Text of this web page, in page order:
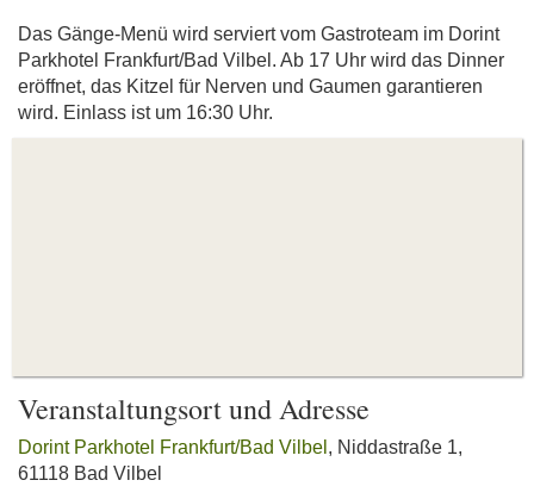
Das Gänge-Menü wird serviert vom Gastroteam im Dorint
Parkhotel Frankfurt/Bad Vilbel. Ab 17 Uhr wird das Dinner
eröffnet, das Kitzel für Nerven und Gaumen garantieren
wird. Einlass ist um 16:30 Uhr.
Veranstaltungsort und Adresse
Dorint Parkhotel Frankfurt/Bad Vilbel , Niddastraße 1,
61118 Bad Vilbel